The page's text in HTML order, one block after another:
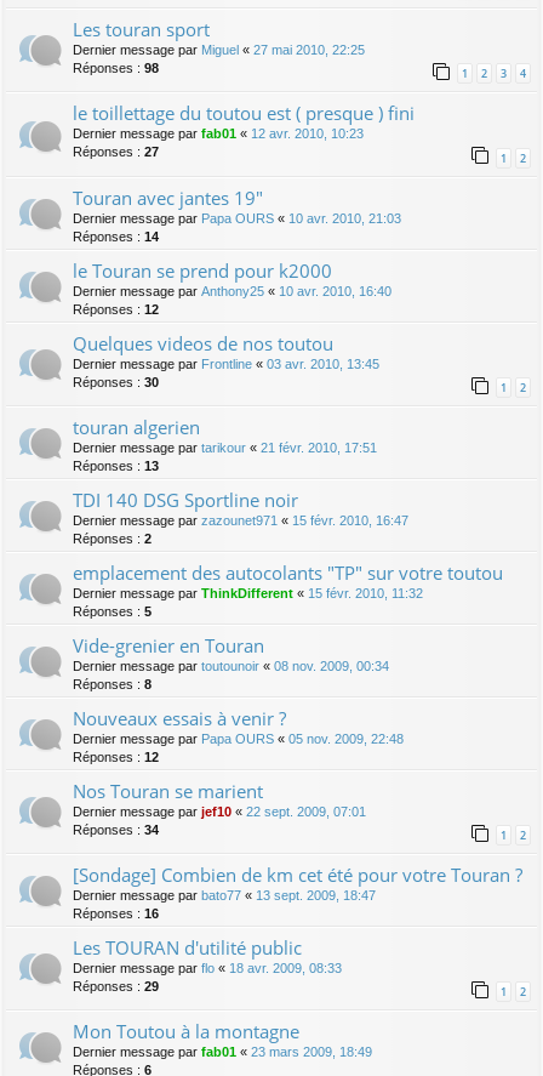
Les touran sport
Dernier message par Miguel « 27 mai 2010, 22:25
Réponses : 98 1 2 3 4
le toillettage du toutou est ( presque ) fini
Dernier message par fab01 « 12 avr. 2010, 10:23
Réponses : 27 1 2
Touran avec jantes 19"
Dernier message par Papa OURS « 10 avr. 2010, 21:03
Réponses : 14
le Touran se prend pour k2000
Dernier message par Anthony25 « 10 avr. 2010, 16:40
Réponses : 12
Quelques videos de nos toutou
Dernier message par Frontline « 03 avr. 2010, 13:45
Réponses : 30 1 2
touran algerien
Dernier message par tarikour « 21 févr. 2010, 17:51
Réponses : 13
TDI 140 DSG Sportline noir
Dernier message par zazounet971 « 15 févr. 2010, 16:47
Réponses : 2
emplacement des autocolants "TP" sur votre toutou
Dernier message par ThinkDifferent « 15 févr. 2010, 11:32
Réponses : 5
Vide-grenier en Touran
Dernier message par toutounoir « 08 nov. 2009, 00:34
Réponses : 8
Nouveaux essais à venir ?
Dernier message par Papa OURS « 05 nov. 2009, 22:48
Réponses : 12
Nos Touran se marient
Dernier message par jef10 « 22 sept. 2009, 07:01
Réponses : 34 1 2
[Sondage] Combien de km cet été pour votre Touran ?
Dernier message par bato77 « 13 sept. 2009, 18:47
Réponses : 16
Les TOURAN d'utilité public
Dernier message par flo « 18 avr. 2009, 08:33
Réponses : 29 1 2
Mon Toutou à la montagne
Dernier message par fab01 « 23 mars 2009, 18:49
Réponses : 6